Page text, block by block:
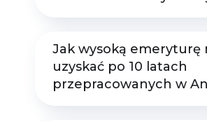
Jak wysoką emeryturę
uzyskać po 10 latach
przepracowanych w
Przedsiębiorcy - aż
wiedzy!